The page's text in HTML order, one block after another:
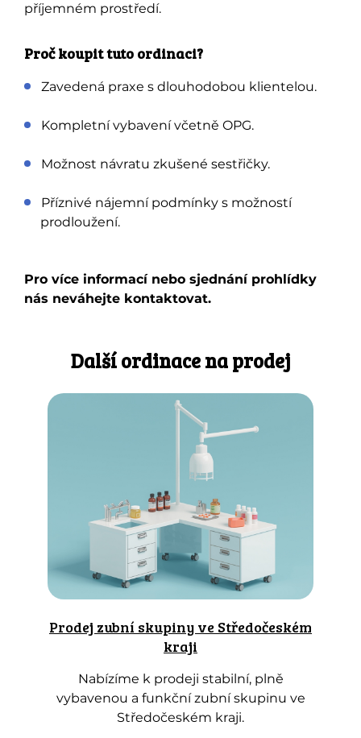
příjemném prostředí.
Proč koupit tuto ordinaci?
Zavedená praxe s dlouhodobou klientelou.
Kompletní vybavení včetně OPG.
Možnost návratu zkušené sestřičky.
Příznivé nájemní podmínky s možností
prodloužení.
Pro více informací nebo sjednání prohlídky
nás neváhejte kontaktovat.
Další ordinace na prodej
Prodej zubní skupiny ve Středočeském
kraji
Nabízíme k prodeji stabilní, plně
vybavenou a funkční zubní skupinu ve
Středočeském kraji.